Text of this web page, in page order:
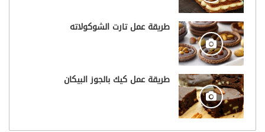
طريقة عمل تارت الشوكولاته
طريقة عمل كيك بالجوز البيكان